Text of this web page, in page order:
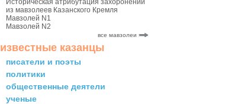
Историческая атрибутация захоронений
из мавзолеев Казанского Кремля
Мавзолей N1
Мавзолей N2
все мавзолеи
известные казанцы
писатели и поэты
политики
общественные деятели
ученые